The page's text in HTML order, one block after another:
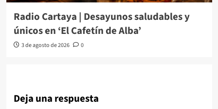
Radio Cartaya | Desayunos saludables y
únicos en ‘El Cafetín de Alba’
3 de agosto de 2026 0
Deja una respuesta